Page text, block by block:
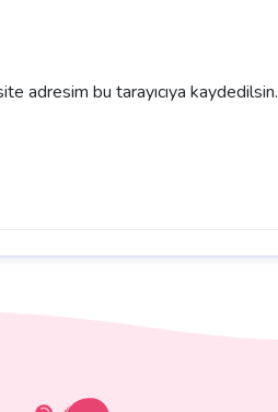
adresim bu tarayıcıya kaydedilsin.